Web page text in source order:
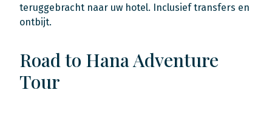
teruggebracht naar uw hotel. Inclusief transfers en
ontbijt.
Road to Hana Adventure
Tour